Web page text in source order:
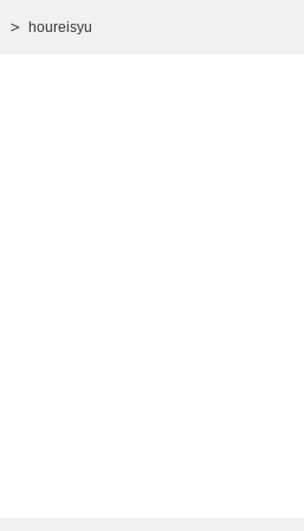
houreisyu